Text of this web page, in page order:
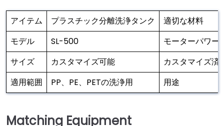
アイテム プラスチック分離洗浄タンク
適切な材料
モデル
SL-500
モーターパワー
サイズ
カスタマイズ可能
カスタマイズ済
適用範囲
PP、PE、PETの洗浄用 用途